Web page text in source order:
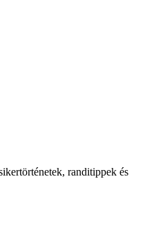
randitippek és